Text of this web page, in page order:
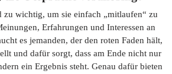
zu wichtig, um sie einfach „mitlaufen“ zu
Erfahrungen und Interessen an
es jemanden, der den roten Faden hält,
und dafür sorgt, dass am Ende nicht nur
ein Ergebnis steht. Genau dafür bieten